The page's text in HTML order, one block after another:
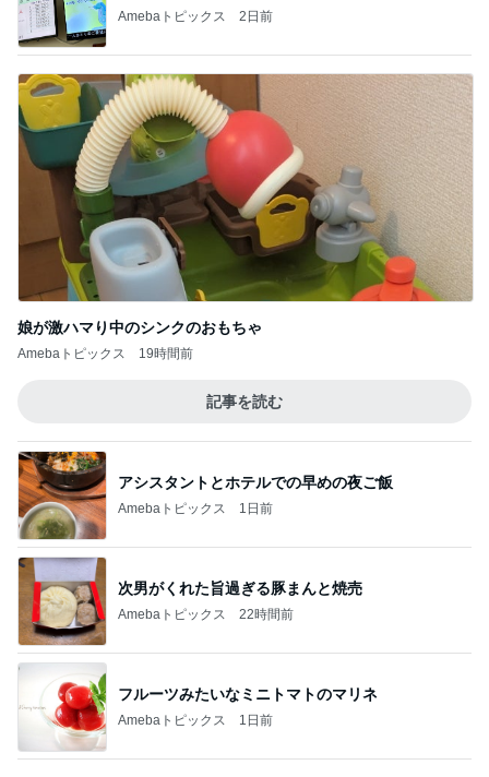
娘が激ハマり中のシンクのおもちゃ
Amebaトピックス
アシスタントとホテルでの早めの夜ご飯
Amebaトピックス 1日前
次男がくれた旨過ぎる豚まんと焼売
Amebaトピックス 22時間前
Amebaトピックス 1日前
丁寧な暮らしに程遠い夏休み
Amebaトピックス 1日前